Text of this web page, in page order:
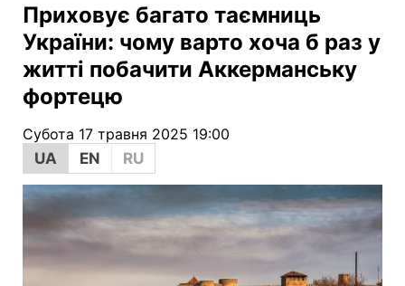
Приховує багато таємниць
України: чому варто хоча б раз у
житті побачити Аккерманську
фортецю
Субота 17 травня 2025 19:00
UA
EN RU